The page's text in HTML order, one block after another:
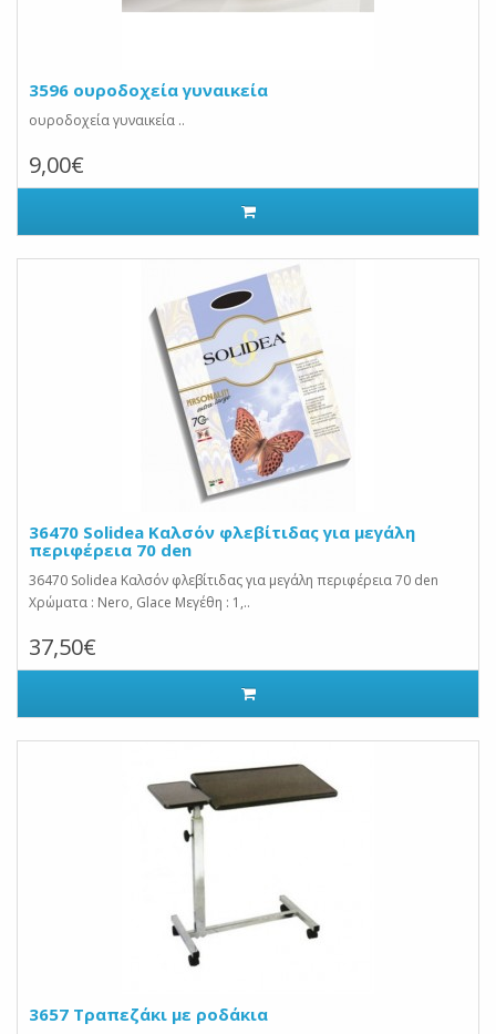
3596 ουροδοχεία γυναικεία
ουροδοχεία γυναικεία ..
9,00€
36470 Solidea Καλσόν φλεβίτιδας για μεγάλη
περιφέρεια 70 den
36470 Solidea Καλσόν φλεβίτιδας για μεγάλη περιφέρεια 70 den
Χρώματα : Nero, Glace Μεγέθη : 1,..
37,50€
3657 Τραπεζάκι με ροδάκια